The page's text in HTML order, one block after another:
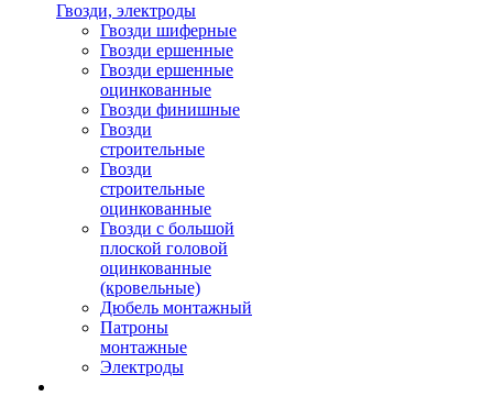
Гвозди, электроды
Гвозди шиферные
Гвозди ершенные
Гвозди ершенные
оцинкованные
Гвозди финишные
Гвозди
строительные
Гвозди
строительные
оцинкованные
Гвозди с большой
плоской головой
оцинкованные
(кровельные)
Дюбель монтажный
Патроны
монтажные
Электроды